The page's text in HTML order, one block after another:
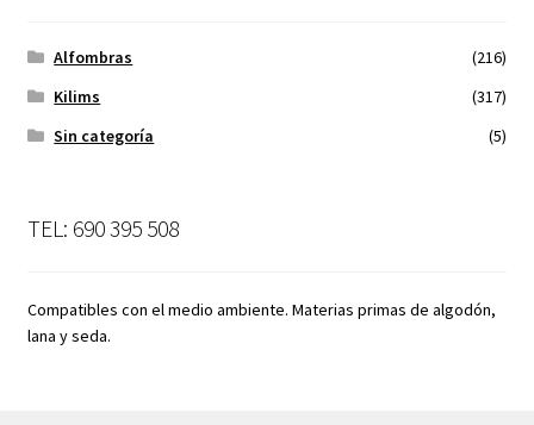
Alfombras
(216)
Kilims
(317)
Sin categoría
(5)
TEL: 690 395 508
Compatibles con el medio ambiente. Materias primas de algodón,
lana y seda.